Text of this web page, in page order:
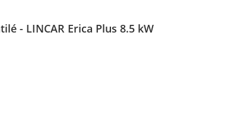
- LINCAR Erica Plus 8.5 kW